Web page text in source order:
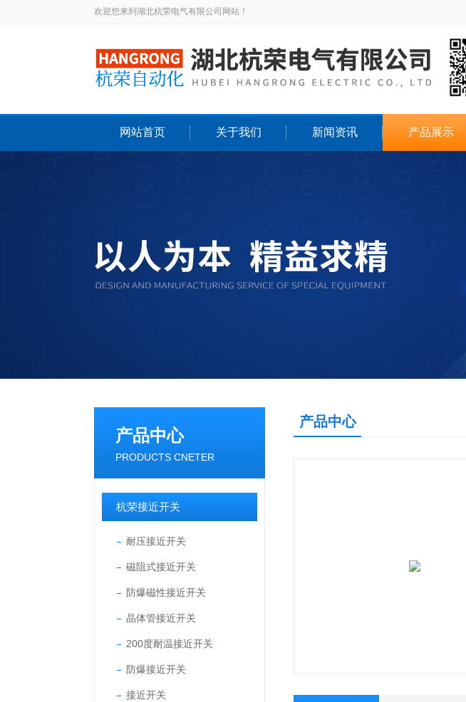
欢迎您来到湖北杭荣电气有限公司网站！
网站首页 关于我们 新闻资讯 产品展示
产品中心
PRODUCTS CNETER
杭荣接近开关
耐压接近开关
磁阻式接近开关
防爆磁性接近开关
晶体管接近开关
200度耐温接近开关
防爆接近开关
接近开关
产品中心